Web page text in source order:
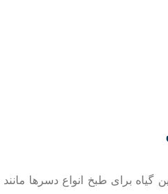
گیاه برای طبخ انواع دسرها